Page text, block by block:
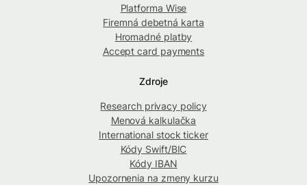
Platforma Wise
Firemná debetná karta
Hromadné platby
Accept card payments
Zdroje
Research privacy policy
Menová kalkulačka
International stock ticker
Kódy Swift/BIC
Kódy IBAN
Upozornenia na zmeny kurzu